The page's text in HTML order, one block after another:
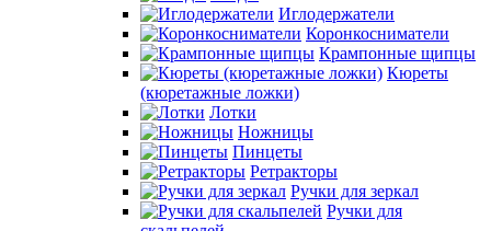
Иглодержатели
Коронкосниматели
Крампонные щипцы
Кюреты
(кюретажные ложки)
Лотки
Ножницы
Пинцеты
Ретракторы
Ручки для зеркал
Ручки для